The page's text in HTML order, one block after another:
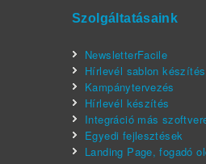
Szolgáltatásaink
NewsletterFacile
Hírlevél sablon készítés
Kampánytervezés
Hírlevél készítés
Integráció más
Egyedi fejlesztések
Landing Page, fogadó